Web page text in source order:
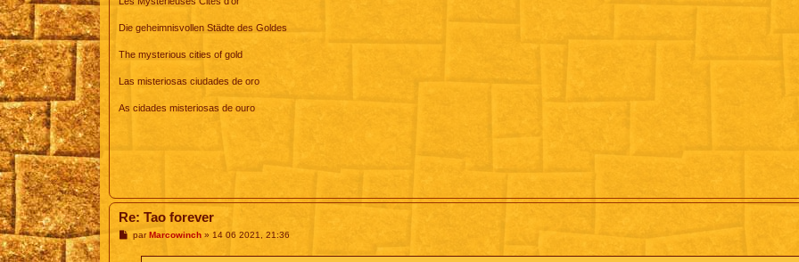
Die geheimnisvollen Städte des Goldes
The mysterious cities of gold
Las misteriosas ciudades de oro
As cidades misteriosas de ouro
Re: Tao forever
MparMarcowinch» 14 06 2021, 21:36